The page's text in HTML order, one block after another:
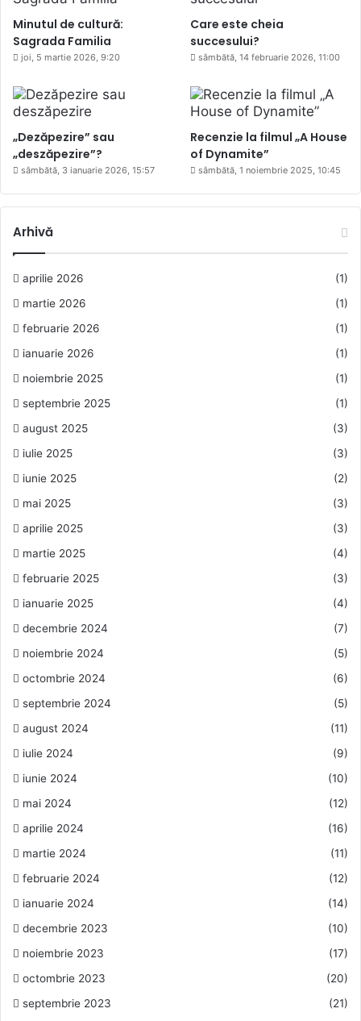
Minutul de cultură:
Sagrada Familia
joi, 5 martie 2026, 9:20
Care este cheia
succesului?
sâmbătă, 14 februarie 2026, 11:00
„Dezăpezire” sau
„deszăpezire”?
sâmbătă, 3 ianuarie 2026, 15:57
Recenzie la filmul „A House
of Dynamite”
sâmbătă, 1 noiembrie 2025, 10:45
Arhivă
aprilie 2026
(1)
martie 2026
(1)
februarie 2026
(1)
ianuarie 2026
(1)
noiembrie 2025
(1)
septembrie 2025
(1)
august 2025
(3)
iulie 2025
(3)
iunie 2025
(2)
mai 2025
(3)
aprilie 2025
(3)
martie 2025
(4)
februarie 2025
(3)
ianuarie 2025
(4)
decembrie 2024
(7)
noiembrie 2024
(5)
octombrie 2024
(6)
septembrie 2024
(5)
august 2024
(11)
iulie 2024
(9)
iunie 2024
(10)
mai 2024
(12)
aprilie 2024
(16)
martie 2024
(11)
februarie 2024
(12)
ianuarie 2024
(14)
decembrie 2023
(10)
noiembrie 2023
(17)
octombrie 2023
(20)
septembrie 2023
(21)